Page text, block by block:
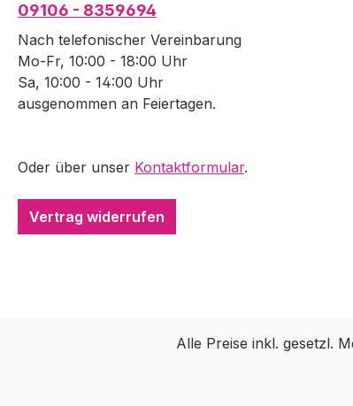
09106 - 8359694
Nach telefonischer Vereinbarung
Mo-Fr, 10:00 - 18:00 Uhr
Sa, 10:00 - 14:00 Uhr
ausgenommen an Feiertagen.
Oder über unser Kontaktformular.
Vertrag widerrufen
Alle Preise inkl. gesetzl.